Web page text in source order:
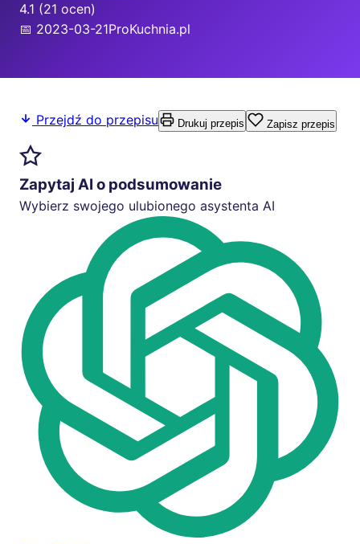
4.1 (21 ocen)
📅 2023-03-21ProKuchnia.pl
Przejdź do przepisu Drukuj przepis Zapisz przepis
Zapytaj AI o podsumowanie
Wybierz swojego ulubionego asystenta AI